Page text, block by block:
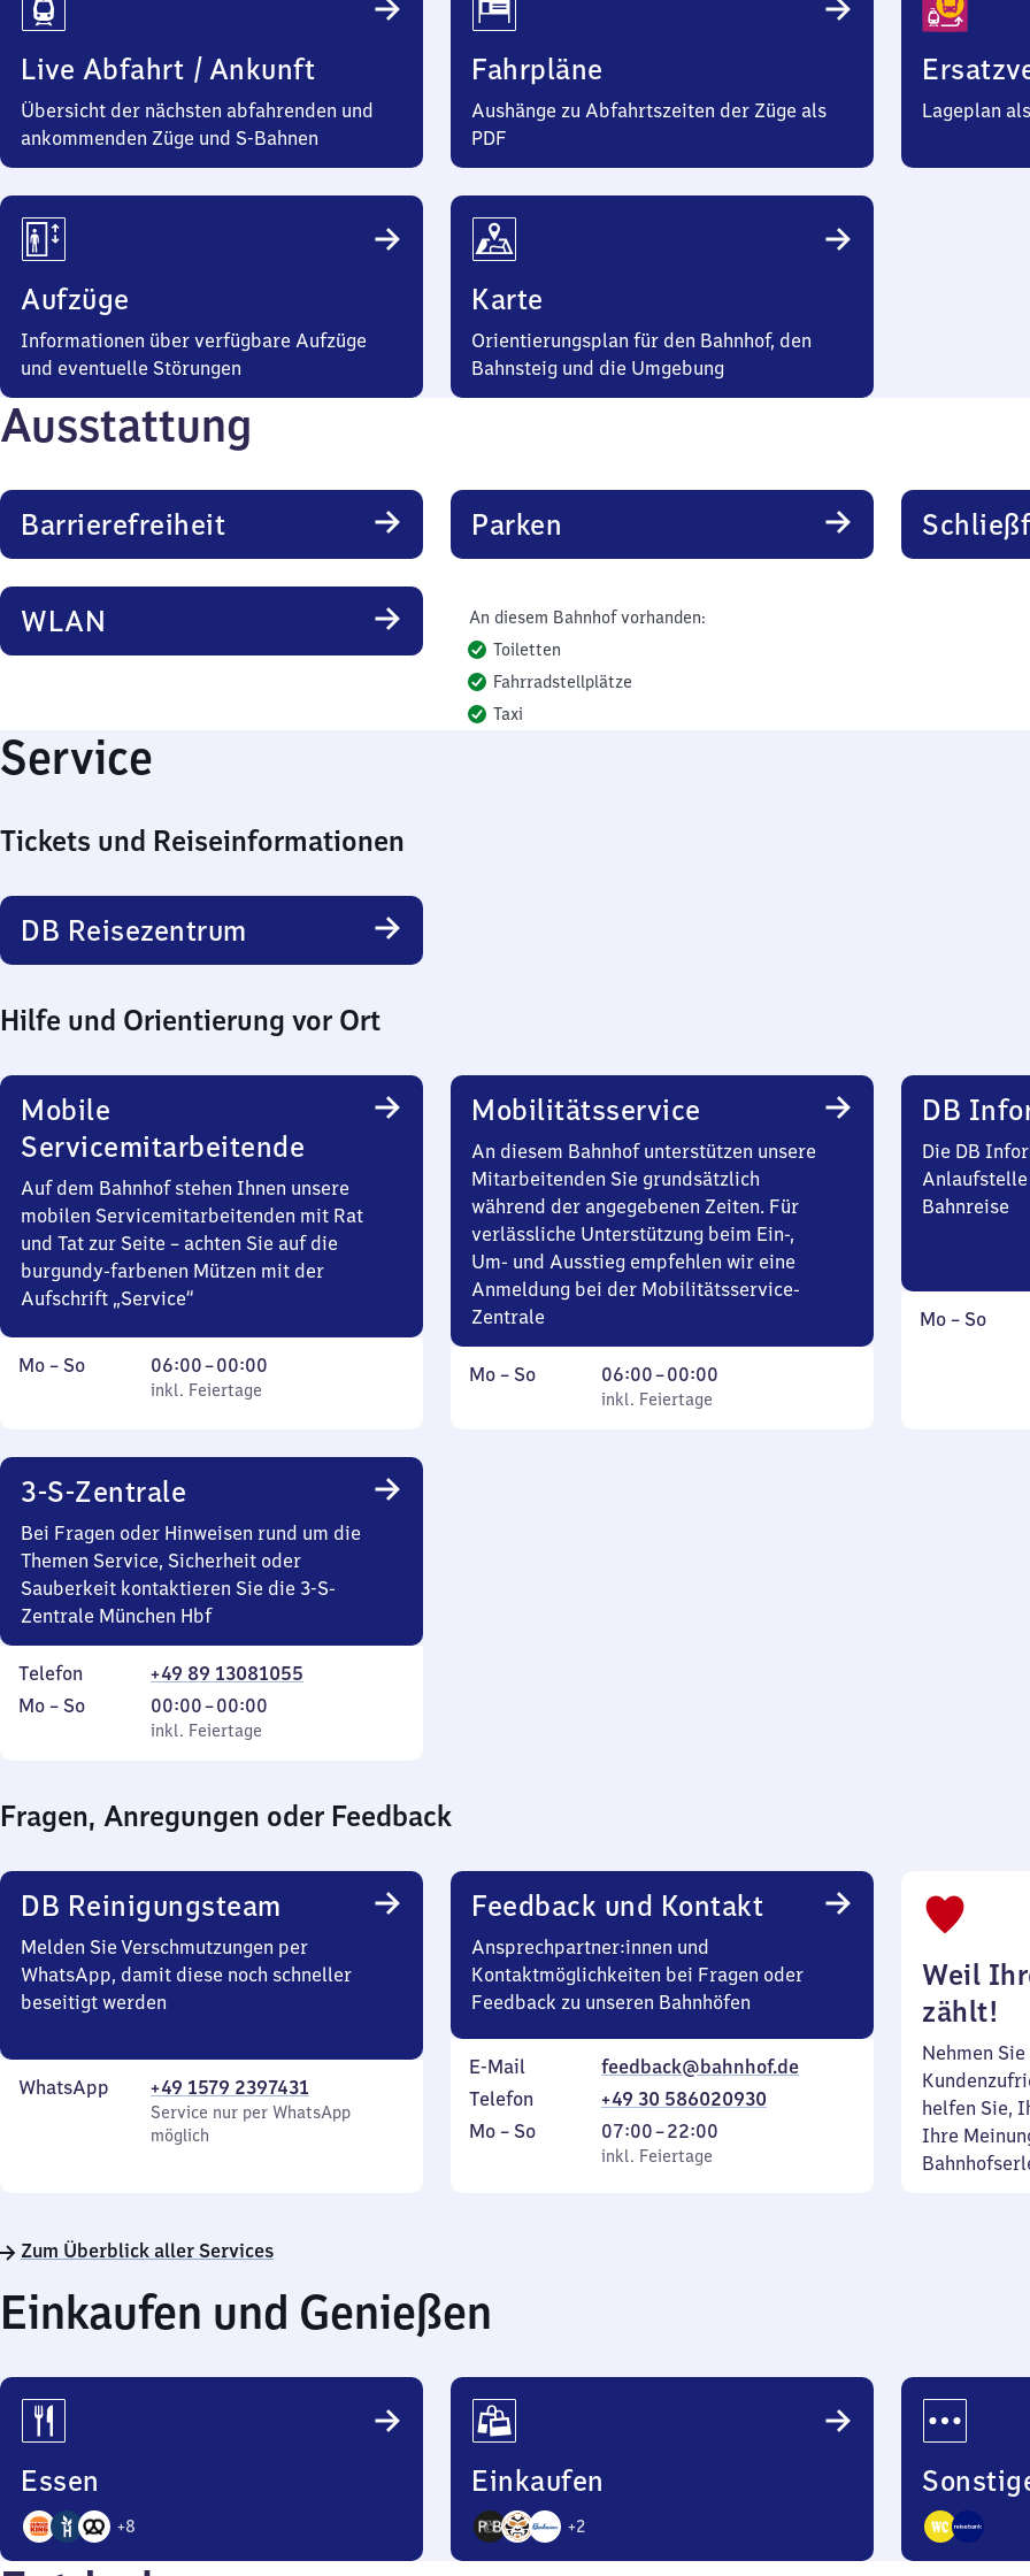
Live Abfahrt / Ankunft
Übersicht der nächsten abfahrenden und
ankommenden Züge und S-Bahnen
Fahrpläne
Aushänge zu Abfahrtszeiten der Züge als
PDF
Lageplan
Aufzüge
Informationen über verfügbare Aufzüge
und eventuelle Störungen
Karte
Orientierungsplan für den Bahnhof, den
Bahnsteig und die Umgebung
Ausstattung
Barrierefreiheit Parken
WLAN
An diesem Bahnhof vorhanden:
Toiletten
Fahrradstellplätze
Taxi
Service
Tickets und Reiseinformationen
DB Reisezentrum
Hilfe und Orientierung vor Ort
Mobile
Servicemitarbeitende
Auf dem Bahnhof stehen Ihnen unsere
mobilen Servicemitarbeitenden mit Rat
und Tat zur Seite – achten Sie auf die
burgundy-farbenen Mützen mit der
Aufschrift „Service“
Montag
Mo – So,
inkl. Feiertage
06:00–00:00
Von
6
Uhr
inkl. Feiertage
Mobilitätsservice
An diesem Bahnhof unterstützen unsere
Mitarbeitenden Sie grundsätzlich
während der angegebenen Zeiten. Für
verlässliche Unterstützung beim Ein-,
Um- und Ausstieg empfehlen wir eine
Anmeldung bei der Mobilitätsservice-
Zentrale
Montag
Mo – So,
inkl. Feiertage
06:00–00:00
Von
6
inkl. Feiertage
DB
Die DB
Bahnreise
Montag
Mo – So,
3-S-Zentrale
Bei Fragen oder Hinweisen rund um die
Themen Service, Sicherheit oder
Sauberkeit kontaktieren Sie die 3-S-
Zentrale München Hbf
Telefon
+49 89 13081055
Montag
Mo – So,
inkl. Feiertage
00:00–00:00
Von
0
0
inkl. Feiertage
Fragen, Anregungen oder Feedback
DB Reinigungsteam
Melden Sie Verschmutzungen per
WhatsApp, damit diese noch schneller
beseitigt werden
WhatsApp +49 1579 2397431
Service nur per WhatsApp
möglich
Feedback und Kontakt
Ansprechpartner:innen und
Kontaktmöglichkeiten bei Fragen oder
Feedback zu unseren Bahnhöfen
E-Mail
feedback@bahnhof.de
Telefon
+49 30 586020930
Montag
Mo – So,
inkl. Feiertage
07:00–22:00
Von
7
inkl. Feiertage
Weil
zählt!
Nehmen
helfen Sie,
Ihre
Zum Überblick aller Services
Einkaufen und Genießen
Essen
+8
11
Einkaufen
+2
5
2